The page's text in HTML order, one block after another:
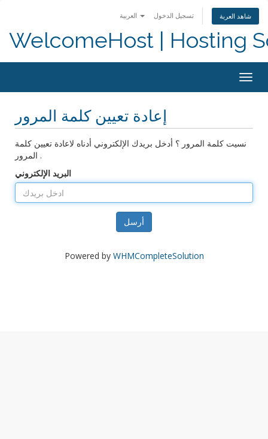
تسجيل الدخول شاهد العربة
WelcomeHost | Hosting
إعادة تعيين كلمة المرور
نسيت كلمة المرور ؟ أدخل بريدك الإلكتروني أدناه لاعادة تعيين كلمة
المرور .
البريد الإلكتروني
أرسل
Powered by WHMCompleteSolution